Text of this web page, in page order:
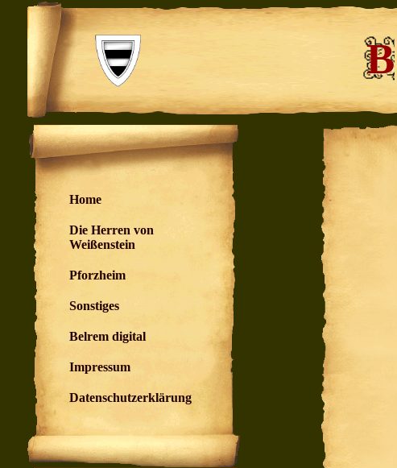
B
Home
Die Herren von
Weißenstein
Pforzheim
Sonstiges
Belrem digital
Impressum
Datenschutzerklärung